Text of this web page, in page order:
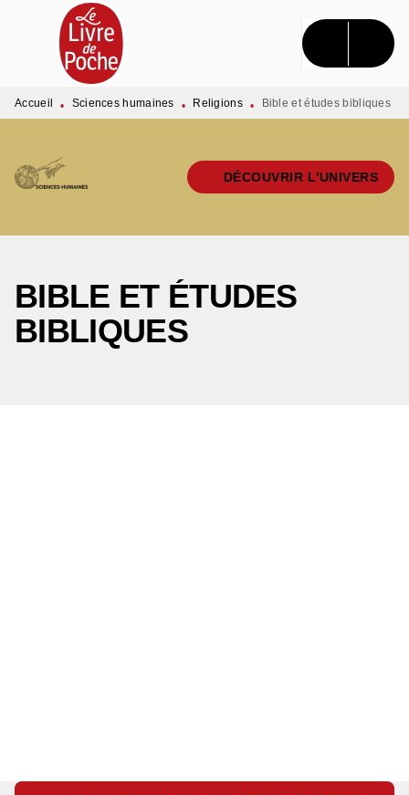
MENU RECHERCHE CONTENU
PIED DE PAGE
Accueil • Sciences humaines • Religions • Bible et études bibliques
DÉCOUVRIR L'UNIVERS
BIBLE ET ÉTUDES
BIBLIQUES